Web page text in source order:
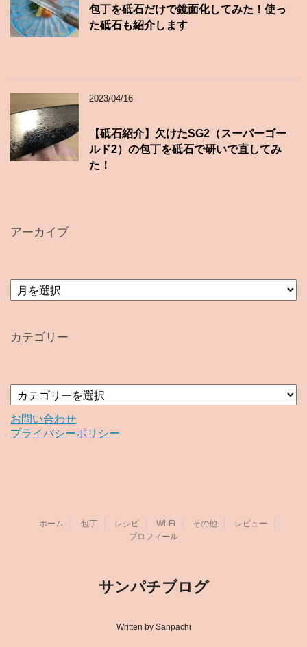
包丁を砥石だけで鏡面化してみた！使っ
た砥石も紹介します
2023/04/16
【砥石紹介】欠けたSG2（スーパーゴー
ルド2）の包丁を砥石で研いで直してみ
た！
アーカイブ
ア
ー
ブ
カテゴリー
テ
ゴ
リ
お問い合わせ
プライバシーポリシー
ホーム 包丁 レシピ Wi-Fi その他
レビュー
プロフィール
サンパチブログ
Written by Sanpachi